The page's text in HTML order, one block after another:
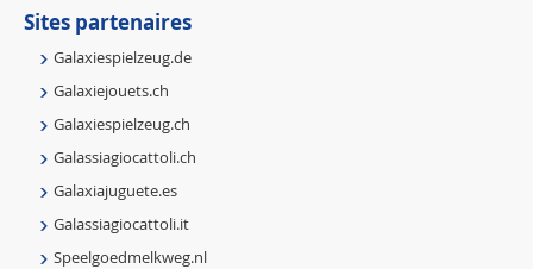
Sites partenaires
Galaxiespielzeug.de
Galaxiejouets.ch
Galaxiespielzeug.ch
Galassiagiocattoli.ch
Galaxiajuguete.es
Galassiagiocattoli.it
Speelgoedmelkweg.nl